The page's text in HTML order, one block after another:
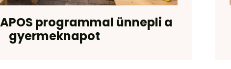
programmal ünnepli a
gyermeknapot